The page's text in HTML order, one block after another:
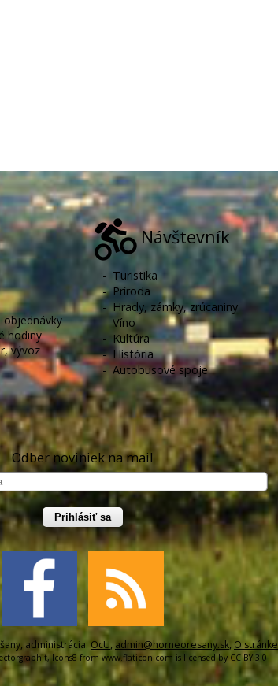
objednávky
hodiny
vývoz
Návštevník
- Turistika
-Príroda
-Hrady, zámky, zrúcaniny
-Víno
- Kultúra
-História
-Autobusové spoje
Odber noviniek na mail
Prihlásiť sa
administrácia: OcU, admin@horneoresany.sk, O stránke
, Icons8 from www.flaticon.com is licensed by CC BY 3.0